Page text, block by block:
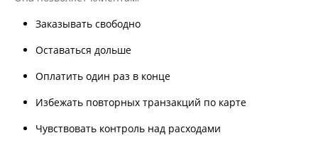
Заказывать свободно
Оставаться дольше
Оплатить один раз в конце
Избежать повторных транзакций по карте
Чувствовать контроль над расходами